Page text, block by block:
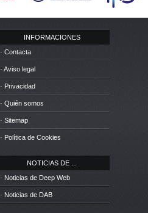
INFORMACIONES
· Contacta
· Aviso legal
· Privacidad
· Quién somos
· Sitemap
· Política de Cookies
NOTICIAS DE ...
· Noticias de Deep Web
· Noticias de DAB